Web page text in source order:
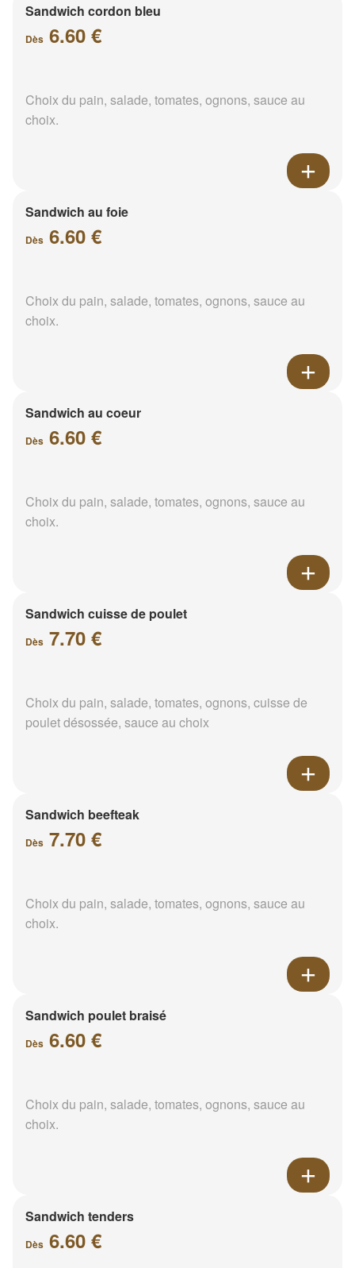
Sandwich cordon bleu
Dès 6.60 €
Choix du pain, salade, tomates, ognons, sauce au
choix.
Sandwich au foie
Dès 6.60 €
Choix du pain, salade, tomates, ognons, sauce au
choix.
Sandwich au coeur
Dès 6.60 €
Choix du pain, salade, tomates, ognons, sauce au
choix.
Sandwich cuisse de poulet
Dès 7.70 €
Choix du pain, salade, tomates, ognons, cuisse de
poulet désossée, sauce au choix
Sandwich beefteak
Dès 7.70 €
Choix du pain, salade, tomates, ognons, sauce au
choix.
Sandwich poulet braisé
Dès 6.60 €
Choix du pain, salade, tomates, ognons, sauce au
choix.
Sandwich tenders
Dès 6.60 €